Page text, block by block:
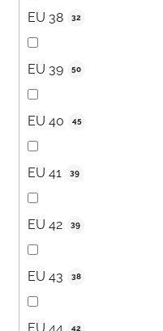
EU 38 32
EU 39 50
EU 40 45
EU 41 39
EU 42 39
EU 43 38
42